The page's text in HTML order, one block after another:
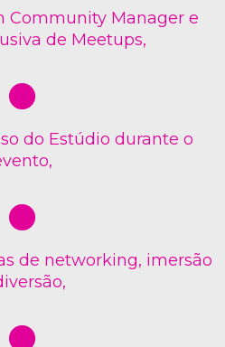
Community Manager e
de Meetups,
do Estúdio durante o
de networking, imersão